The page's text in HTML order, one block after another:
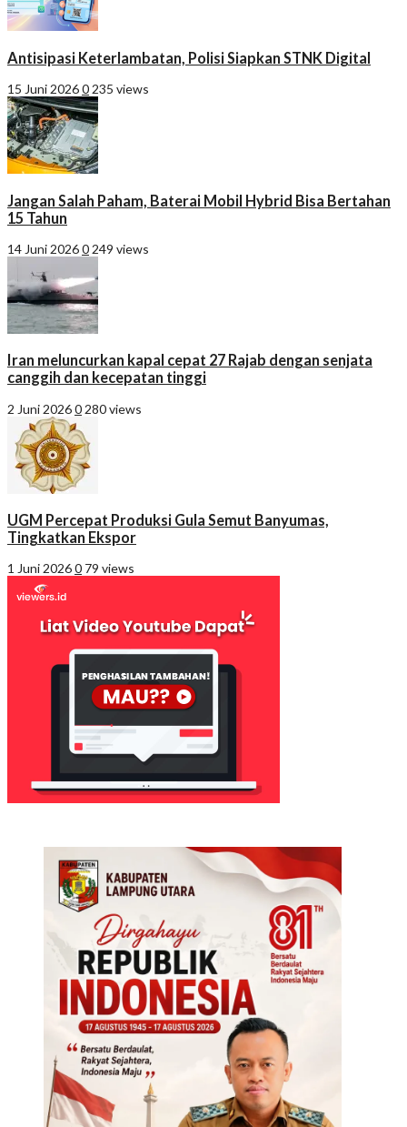
Antisipasi Keterlambatan, Polisi Siapkan STNK Digital
15 Juni 20260 235 views
Jangan Salah Paham, Baterai Mobil Hybrid Bisa Bertahan
15 Tahun
14 Juni 20260 249 views
Iran meluncurkan kapal cepat 27 Rajab dengan senjata
canggih dan kecepatan tinggi
2 Juni 20260 280 views
UGM Percepat Produksi Gula Semut Banyumas,
Tingkatkan Ekspor
1 Juni 20260 79 views